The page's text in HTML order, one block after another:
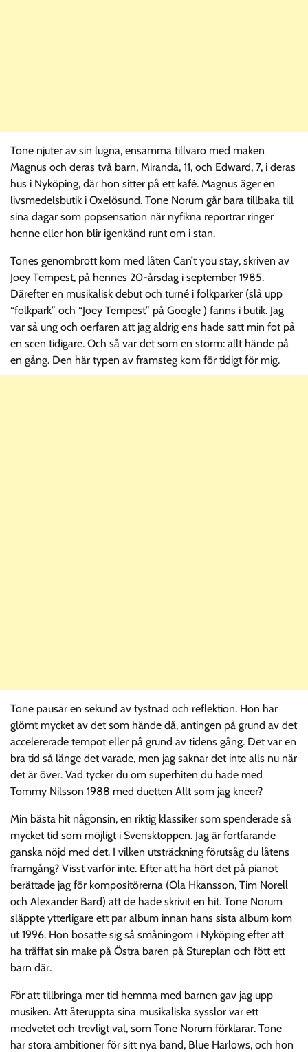
Tone njuter av sin lugna, ensamma tillvaro med maken
Magnus och deras två barn, Miranda, 11, och Edward, 7, i deras
hus i Nyköping, där hon sitter på ett kafé. Magnus äger en
livsmedelsbutik i Oxelösund. Tone Norum går bara tillbaka till
sina dagar som popsensation när nyfikna reportrar ringer
henne eller hon blir igenkänd runt om i stan.
Tones genombrott kom med låten Can’t you stay, skriven av
Joey Tempest, på hennes 20-årsdag i september 1985.
Därefter en musikalisk debut och turné i folkparker (slå upp
“folkpark” och “Joey Tempest” på Google ) fanns i butik. Jag
var så ung och oerfaren att jag aldrig ens hade satt min fot på
en scen tidigare. Och så var det som en storm: allt hände på
en gång. Den här typen av framsteg kom för tidigt för mig.
Tone pausar en sekund av tystnad och reflektion. Hon har
glömt mycket av det som hände då, antingen på grund av det
accelererade tempot eller på grund av tidens gång. Det var en
bra tid så länge det varade, men jag saknar det inte alls nu när
det är över. Vad tycker du om superhiten du hade med
Tommy Nilsson 1988 med duetten Allt som jag kneer?
Min bästa hit någonsin, en riktig klassiker som spenderade så
mycket tid som möjligt i Svensktoppen. Jag är fortfarande
ganska nöjd med det. I vilken utsträckning förutsåg du låtens
framgång? Visst varför inte. Efter att ha hört det på pianot
berättade jag för kompositörerna (Ola Hkansson, Tim Norell
och Alexander Bard) att de hade skrivit en hit. Tone Norum
släppte ytterligare ett par album innan hans sista album kom
ut 1996. Hon bosatte sig så småningom i Nyköping efter att
ha träffat sin make på Östra baren på Stureplan och fött ett
barn där.
För att tillbringa mer tid hemma med barnen gav jag upp
musiken. Att återuppta sina musikaliska sysslor var ett
medvetet och trevligt val, som Tone Norum förklarar. Tone
har stora ambitioner för sitt nya band, Blue Harlows, och hon